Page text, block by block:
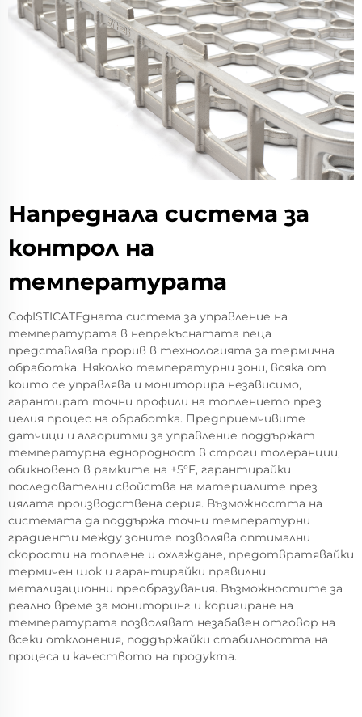
Напреднала система за
контрол на
температурата
СофISTICATEдната система за управление на
температурата в непрекъснатата пеца
представлява прорив в технологията за термична
обработка. Няколко температурни зони, всяка от
които се управлява и мониторира независимо,
гарантират точни профили на топлението през
целия процес на обработка. Предприемчивите
датчици и алгоритми за управление поддържат
температурна еднородност в строги толеранции,
обикновено в рамките на ±5°F, гарантирайки
последователни свойства на материалите през
цялата производствена серия. Възможността на
системата да поддържа точни температурни
градиенти между зоните позволява оптимални
скорости на топлене и охлаждане, предотвратявайки
термичен шок и гарантирайки правилни
метализационни преобразувания. Възможностите за
реално време за мониторинг и коригиране на
температурата позволяват незабавен отговор на
всеки отклонения, поддържайки стабилността на
процеса и качеството на продукта.